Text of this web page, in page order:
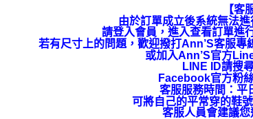
【客
由於訂單成立後系統無法
請登入會員，進入查看訂單進
若有尺寸上的問題，歡迎撥打Ann’S客服
或加入Ann’S官方
LINE ID請搜
Facebook官方粉
客服服務時間：平
可將自己的平常穿的鞋
客服人員會建議